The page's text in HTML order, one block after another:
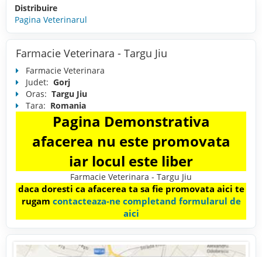
Distribuire
Pagina Veterinarul
Farmacie Veterinara - Targu Jiu
Farmacie Veterinara
Judet: Gorj
Oras: Targu Jiu
Tara: Romania
Pagina Demonstrativa
afacerea nu este promovata
iar locul este liber
Farmacie Veterinara - Targu Jiu
daca doresti ca afacerea ta sa fie promovata aici te
rugam contacteaza-ne completand formularul de
aici